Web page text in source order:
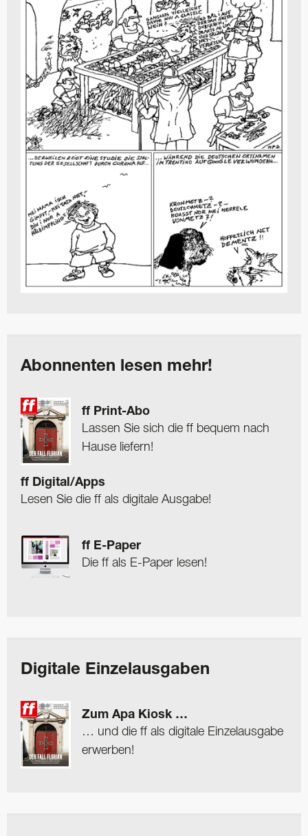
Abonnenten lesen mehr!
ff Print-Abo
Lassen Sie sich die ff bequem nach
Hause liefern!
ff Digital/Apps
Lesen Sie die ff als digitale Ausgabe!
ff E-Paper
Die ff als E-Paper lesen!
Digitale Einzelausgaben
Zum Apa Kiosk …
… und die ff als digitale Einzelausgabe
erwerben!